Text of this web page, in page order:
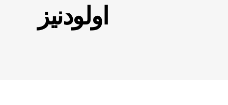
اولودنیز